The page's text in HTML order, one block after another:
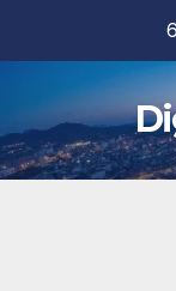
contenido